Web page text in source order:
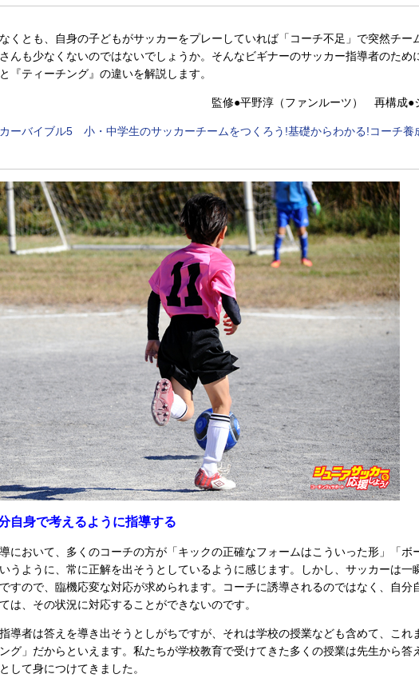
くとも、自身の子どもがサッカーをプレーしていれば「コーチ不足」で突然チー
んも少なくないのではないでしょうか。そんなビギナーのサッカー指導者のため
『ティーチング』の違いを解説します。
監修●平野淳（ファンルーツ） 再構成●
カーバイブル5 小・中学生のサッカーチームをつくろう!基礎からわかる!コーチ養
自身で考えるように指導する
において、多くのコーチの方が「キックの正確なフォームはこういった形」「ボ
うように、常に正解を出そうとしているように感じます。しかし、サッカーは一
すので、臨機応変な対応が求められます。コーチに誘導されるのではなく、自分
は、その状況に対応することができないのです。
導者は答えを導き出そうとしがちですが、それは学校の授業なども含めて、これ
グ」だからといえます。私たちが学校教育で受けてきた多くの授業は先生から答
して身につけてきました。